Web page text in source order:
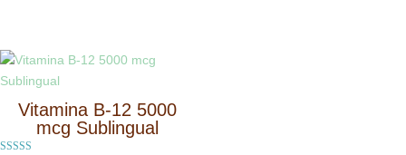
era:
Vitamina B-12 5000
mcg Sublingual